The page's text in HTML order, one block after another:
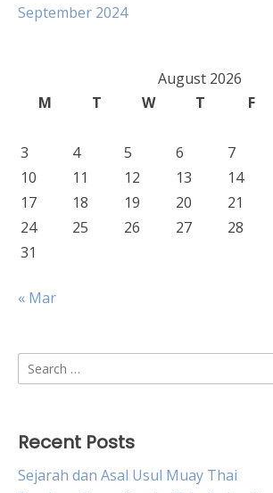
September 2024
August 2026
M
T W T F
3
4 5 6 7
10
11 12 13 14
17
18 19 20 21
24
25 26 27 28
31
« Mar
Search
for:
Recent Posts
Sejarah dan Asal Usul Muay Thai